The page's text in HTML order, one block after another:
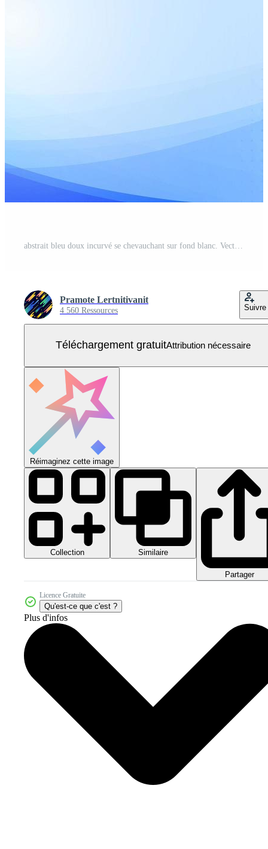
Pramote Lertnitivanit
4 560 Ressources Suivre
Téléchargement gratuitAttribution nécessaire
Réimaginez cette image
Collection Similaire
Partager
Licence Gratuite
Qu'est-ce que c'est ?
Plus d'infos